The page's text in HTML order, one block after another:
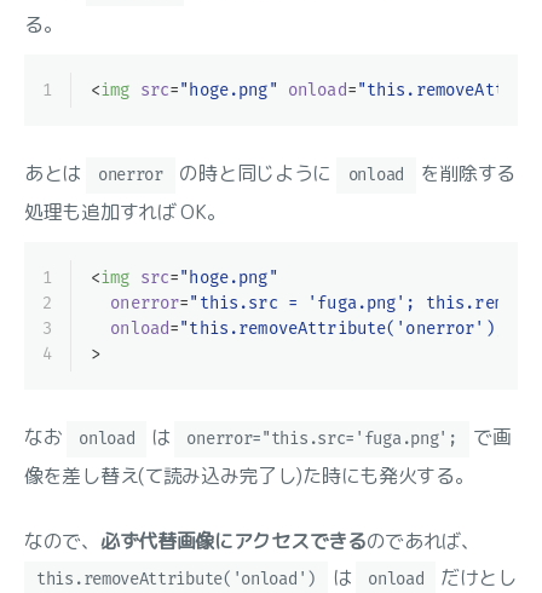
る。
1 <img src="hoge.png" onload=
あとは onerror の時と同じように onload
を削除する
処理も追加すれば OK。
1
2
3
4
<img src="hoge.png"
onerror="this.src = 'fuga.png';
onload="this.removeAttribute('onerror');
>
なお onload は onerror="this.src='fuga.png';
で画
像を差し替え(て読み込み完了し)た時にも発火する。
なので、 必ず代替画像にアクセスできるのであれば、
this.removeAttribute('onload') は onload だけとし